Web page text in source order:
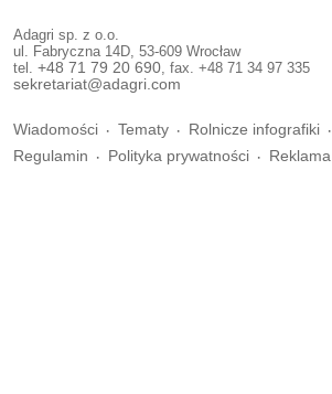
Adagri sp. z o.o.
ul. Fabryczna 14D, 53-609 Wrocław
tel. +48 71 79 20 690 , fax. +48 71 34 97 335
sekretariat@adagri.com
Wiadomości Tematy Rolnicze infografiki
Regulamin
Polityka prywatności Reklama